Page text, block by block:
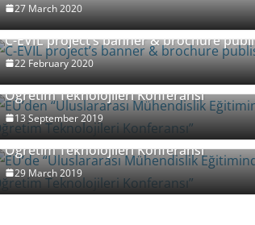
27 March 2020
C-EVIL project’s banner & brochure
22 February 2020
EÜ’den “Uluslararası Mühendislik
Öğretim Teknolojileri Konferansı”
13 September 2019
EÜ’de “Uluslararası Mühendislik
Öğretim Teknolojileri Konferansı”
29 March 2019